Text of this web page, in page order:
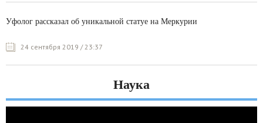
Уфолог рассказал об уникальной статуе на Меркурии
24 сентября 2019 / 23:37
Наука